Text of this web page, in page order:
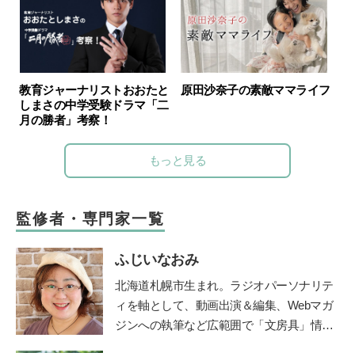
教育ジャーナリストおおたと
しまさの中学受験ドラマ「二
月の勝者」考察！
原田沙奈子の素敵ママライフ
もっと見る
監修者・専門家一覧
ふじいなおみ
北海道札幌市生まれ。ラジオパーソナリテ
ィを軸として、動画出演＆編集、Webマガ
ジンへの執筆など広範囲で「文房具」情報